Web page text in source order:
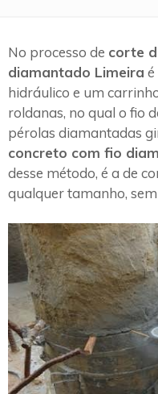
No processo de corte
diamantado Limeira
hidráulico e um
roldanas, no qual o fio
pérolas diamantadas
concreto com fio
desse método, é a de
qualquer tamanho,